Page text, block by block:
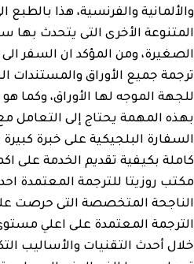
والألمانية والفرنسية، هذا بالطبع
المتنوعة الأخرى التى يتحدث بها
الصغيرة، ومن المؤكد ان السفر الى
ترجمة جميع الأوراق والمستندات
للجهة الموجه لها الأوراق، وكما
بهذه المهمة يحتاج إلى
السفارة البلجيكية على خبرة
كاملة بكيفية تقديم الخدمة على
مكتب روزيتا للترجمة المعتمدة
الناجحة المتخصصة التى حرصت
الترجمة المعتمدة على اعلي
خلال أحدث التقنيات والأساليب